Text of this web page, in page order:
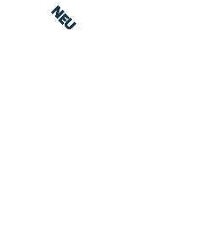
NEU
NEU
NEU
NEU
NEU
NEU
NEU
NEU
NEU
NEU
NEU
NEU
NEU
NEU
NEU
NEU
NEU
NEU
NEU
NEU
NEU
NEU